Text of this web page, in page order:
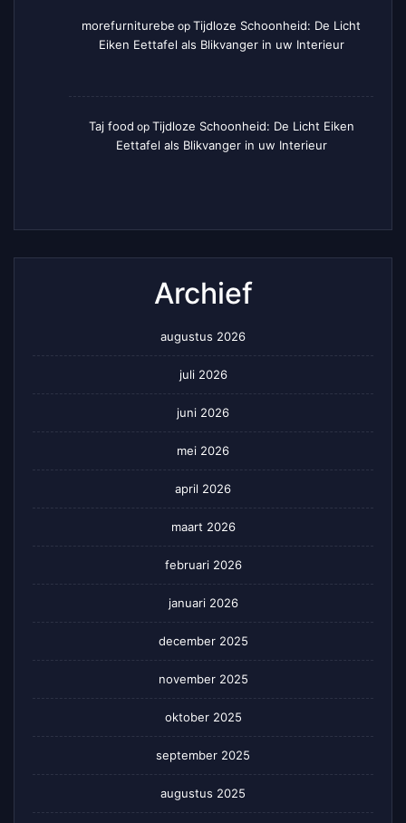
morefurniturebe op Tijdloze Schoonheid: De Licht
Eiken Eettafel als Blikvanger in uw Interieur
Taj food op Tijdloze Schoonheid: De Licht Eiken
Eettafel als Blikvanger in uw Interieur
Archief
augustus 2026
juli 2026
juni 2026
mei 2026
april 2026
maart 2026
februari 2026
januari 2026
december 2025
november 2025
oktober 2025
september 2025
augustus 2025